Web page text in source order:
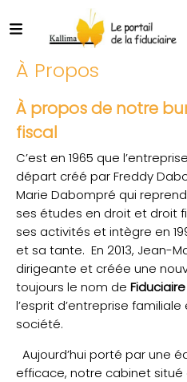
À Propos
À propos de notre
fiscal
C’est en 1965 que
départ créé par Freddy
Marie Dabompré qui
ses études en droit et droit
ses activités et intègre en
et sa tante. En 2013, Jean-
dirigeante et créée une
toujours le nom de
l’esprit d’entreprise
société.
Aujourd’hui porté par une
efficace, notre cabinet situé